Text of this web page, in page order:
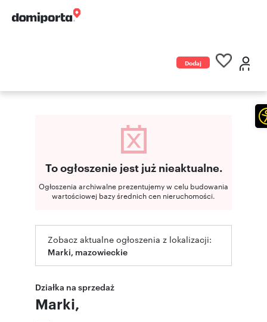
Dodaj
To ogłoszenie jest już nieaktualne.
Ogłoszenia archiwalne prezentujemy w celu budowania
wartościowej bazy średnich cen nieruchomości.
Zobacz aktualne ogłoszenia z lokalizacji:
Marki, mazowieckie
Działka na sprzedaż
Marki,